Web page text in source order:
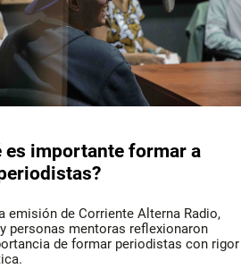
es importante formar a
emisión de Corriente Alterna Radio,
personas mentoras reflexionaron
de formar periodistas con rigor